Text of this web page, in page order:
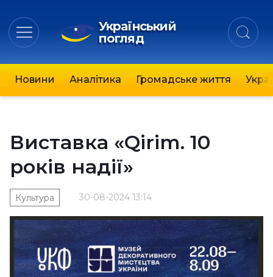
Український
погляд
Новини Аналітика Громадське життя
Виставка «Qirim. 10
років надії»
30-08-2024 13:14
Культура